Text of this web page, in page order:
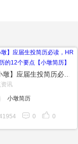
资讯
小墩简历
0 0